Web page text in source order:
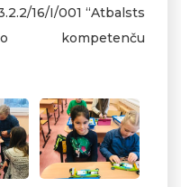
16/I/001 “Atbalsts
kompetenču